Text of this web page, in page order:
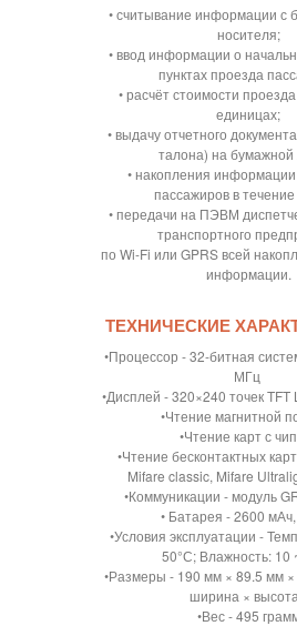
• считывание информации с
носителя;
• ввод информации о
пунктах проезда
• расчёт стоимости
единицах;
• выдачу отчетного
талона) на бумажной
• накопления
пассажиров в
• передачи на ПЭВМ
транспортного
по Wi-Fi или GPRS всей
информации.
ТЕХНИЧЕСКИЕ
•Процессор - 32-битная
МГц
•Дисплей - 320×240 точек TFT
•Чтение магнитной
•Чтение карт с
•Чтение бесконтактных
Mifare classic, Mifare
•Коммуникации - модуль
• Батарея - 2600
•Условия эксплуатации -
50°С; Влажность: 10
•Размеры - 190 мм × 89.5 мм
ширина ×
•Вес - 495